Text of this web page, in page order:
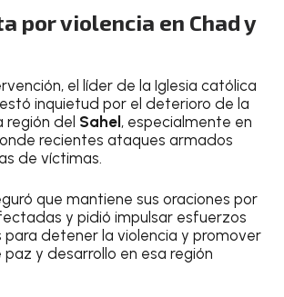
por violencia en Chad y
el líder de la Iglesia católica
inquietud por el deterioro de la
región del Sahel, especialmente en
recientes ataques armados
de víctimas.
que mantiene sus oraciones por
y pidió impulsar esfuerzos
para detener la violencia y promover
y desarrollo en esa región